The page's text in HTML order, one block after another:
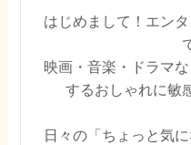
はじめまして！エン
映画・音楽・ドラマ
するおしゃれに敏
日々の「ちょっと気